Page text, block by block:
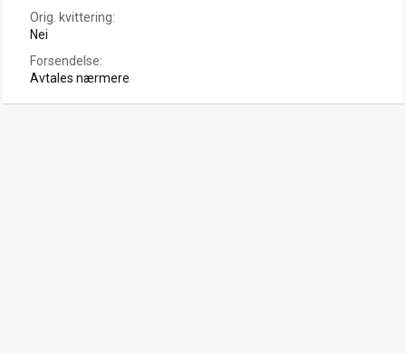
Orig. kvittering
Nei
Forsendelse
Avtales nærmere